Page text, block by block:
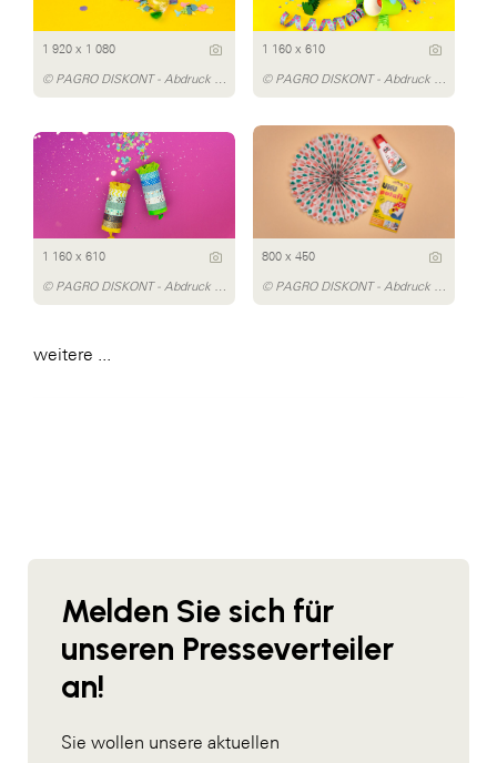
1 920 x 1 080 1 160 x 610
1 160 x 610 800 x 450
weitere ...
Melden Sie sich für
unseren Presseverteiler
an!
Sie wollen unsere aktuellen